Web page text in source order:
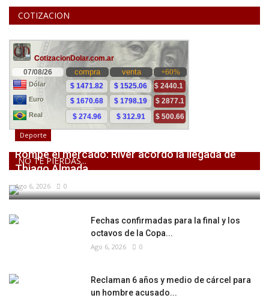
COTIZACION
NO TE PIERDAS...
Deporte
Rompe el mercado: River acordó la llegada de
Thiago Almada
Ago 6, 2026 0
Fechas confirmadas para la final y los
octavos de la Copa...
Ago 6, 2026 0
Reclaman 6 años y medio de cárcel para
un hombre acusado...